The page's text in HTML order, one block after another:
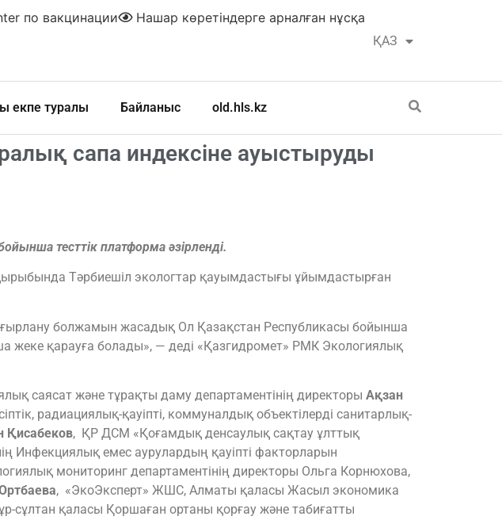
ҚАЗ
РУС
Нашар көретіндерге арналған нұсқа
по вакцинации
екпе туралы Байланыс old.hls.kz
сапа индексіне ауыстыруды
тесттік платформа әзірленді.
Тәрбиешіл экологтар қауымдастығы ұйымдастырған
болжамын жасадық Ол Қазақстан Республикасы бойынша
жеке қарауға болады», — деді «Қазгидромет» РМК Экологиялық
саясат және тұрақты даму департаментінің директоры Ақзан
радиациялық-қауіпті, коммуналдық объектілерді санитарлық-
Қисабеков, ҚР ДСМ «Қоғамдық денсаулық сақтау ұлттық
емес аурулардың қауіпті факторларын
мониторинг департаментінің директоры Ольга Корнюхова,
, «ЭкоЭксперт» ЖШС, Алматы қаласы Жасыл экономика
сұлтан қаласы Қоршаған ортаны қорғау және табиғатты